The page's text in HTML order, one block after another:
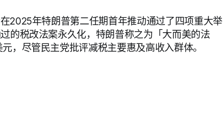
2025年特朗普第二任期首年推动通过了四项重大举
的税改法案永久化，特朗普称之为「大而美的法
，尽管民主党批评减税主要惠及高收入群体。